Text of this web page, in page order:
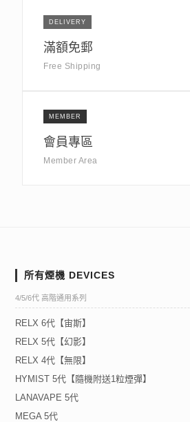
DELIVERY
滿額免郵
Free Shipping
MEMBER
會員專區
Member Area
所有煙機 DEVICES
4/5/6代 高階通用系列
RELX 6代【宙斯】
RELX 5代【幻影】
RELX 4代【無限】
HYMIST 5代【隨機附送1粒煙彈】
LANAVAPE 5代
MEGA 5代